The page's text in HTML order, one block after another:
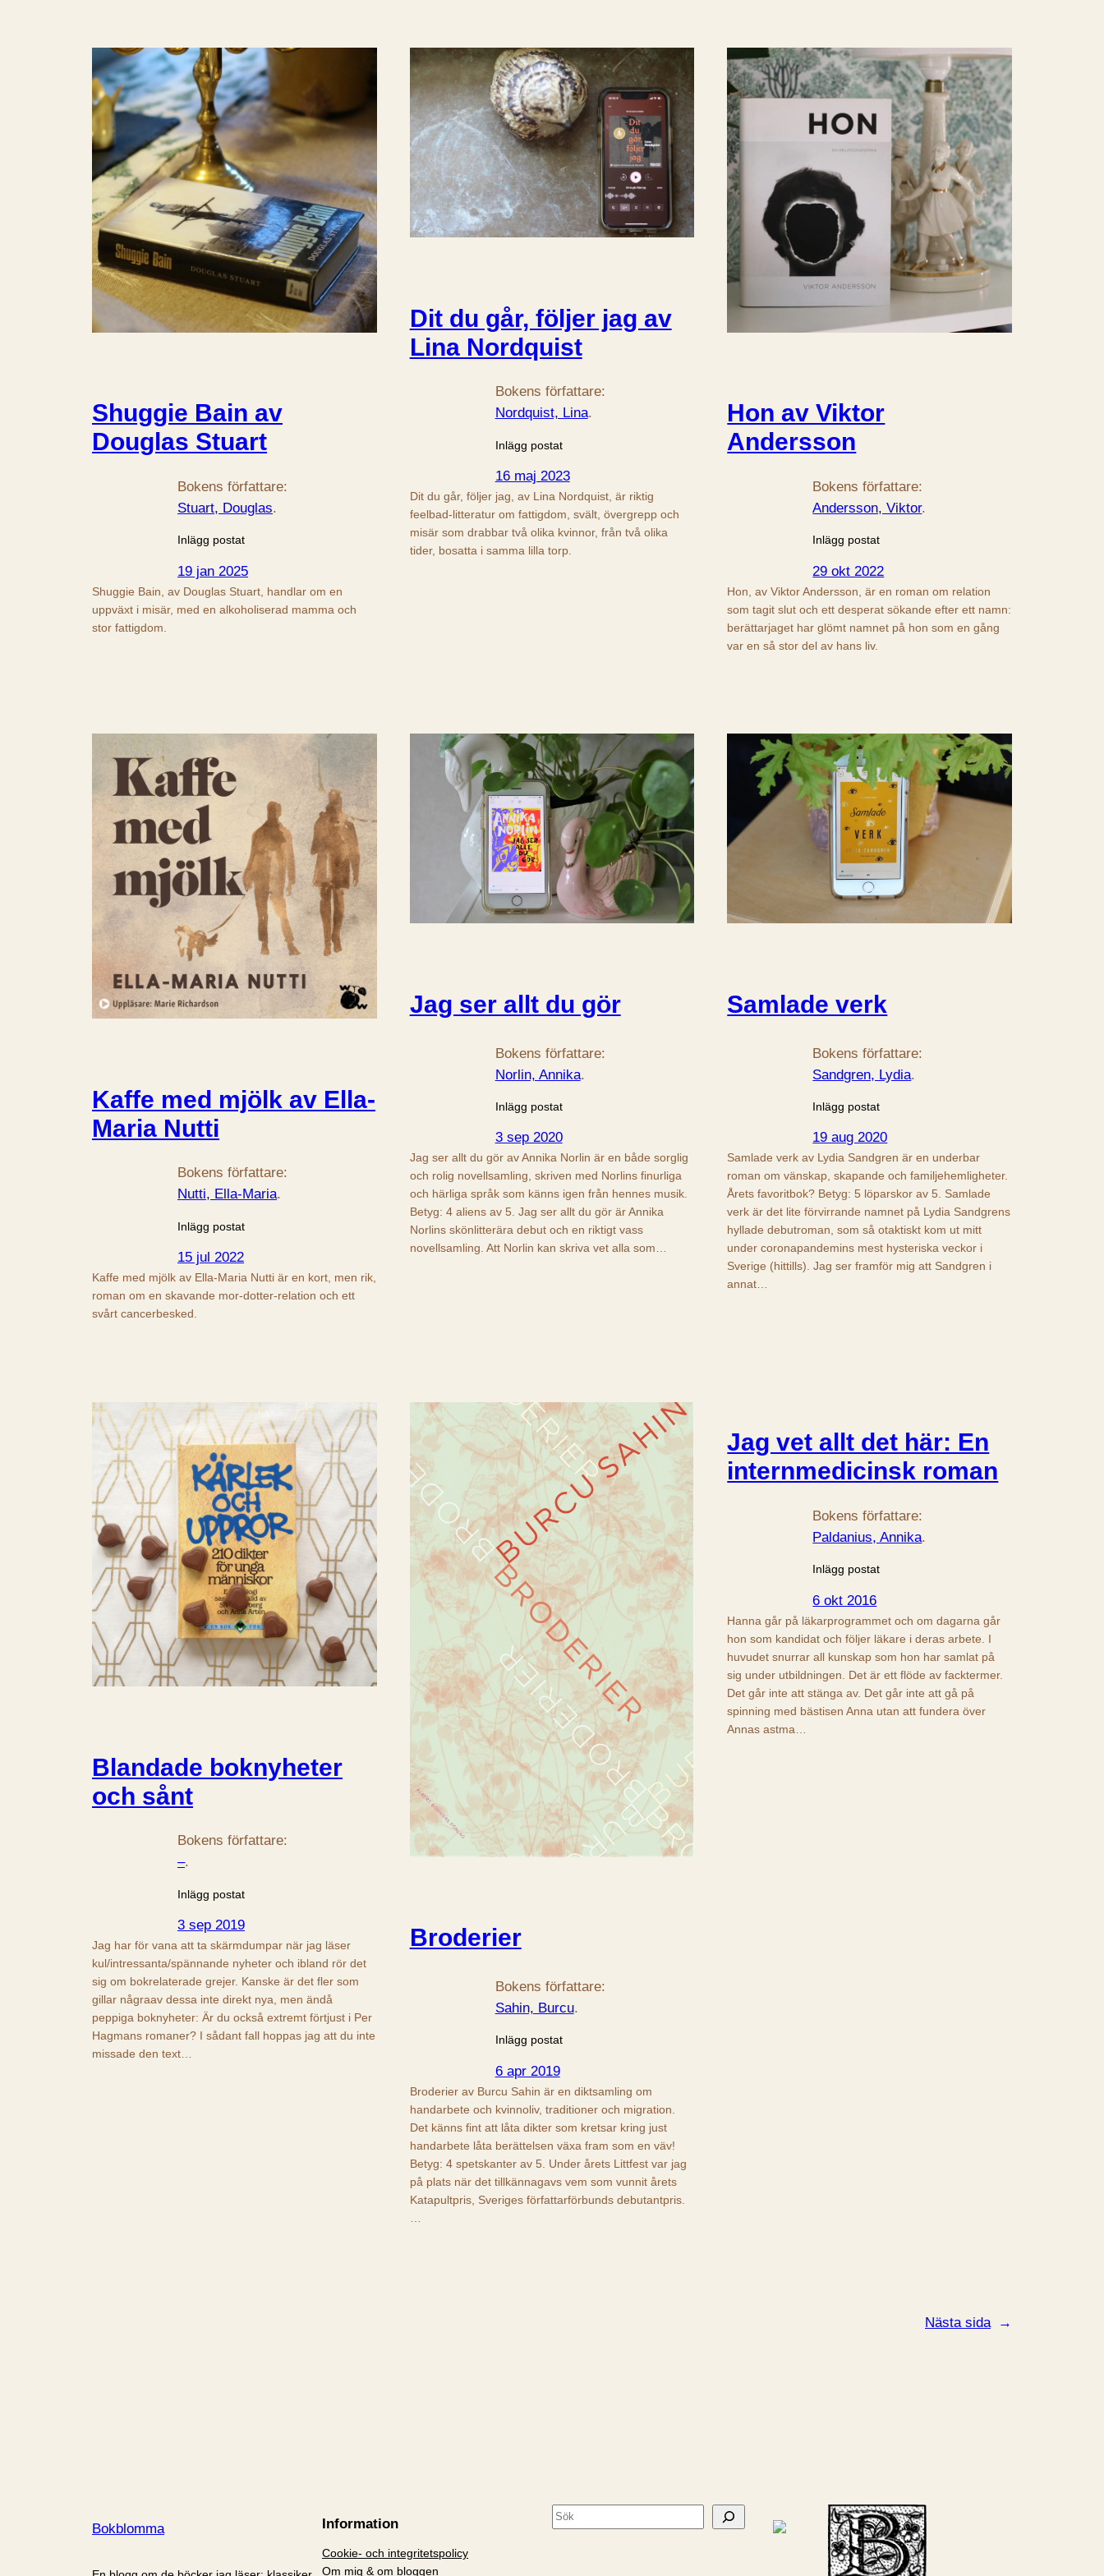
Shuggie Bain av
Douglas Stuart
Bokens författare:
Stuart, Douglas.
Inlägg postat
19 jan 2025
Shuggie Bain, av Douglas Stuart, handlar om en
uppväxt i misär, med en alkoholiserad mamma och
stor fattigdom.
Dit du går, följer jag av
Lina Nordquist
Bokens författare:
Nordquist, Lina.
Inlägg postat
16 maj 2023
Dit du går, följer jag, av Lina Nordquist, är riktig
feelbad-litteratur om fattigdom, svält, övergrepp och
misär som drabbar två olika kvinnor, från två olika
tider, bosatta i samma lilla torp.
Hon av Viktor
Andersson
Bokens författare:
Andersson, Viktor.
Inlägg postat
29 okt 2022
Hon, av Viktor Andersson, är en roman om relation
som tagit slut och ett desperat sökande efter ett namn:
berättarjaget har glömt namnet på hon som en gång
var en så stor del av hans liv.
Kaffe med mjölk av Ella-
Maria Nutti
Bokens författare:
Nutti, Ella-Maria.
Inlägg postat
15 jul 2022
Kaffe med mjölk av Ella-Maria Nutti är en kort, men rik,
roman om en skavande mor-dotter-relation och ett
svårt cancerbesked.
Jag ser allt du gör
Bokens författare:
Norlin, Annika.
Inlägg postat
3 sep 2020
Jag ser allt du gör av Annika Norlin är en både sorglig
och rolig novellsamling, skriven med Norlins finurliga
och härliga språk som känns igen från hennes musik.
Betyg: 4 aliens av 5. Jag ser allt du gör är Annika
Norlins skönlitterära debut och en riktigt vass
novellsamling. Att Norlin kan skriva vet alla som…
Samlade verk
Bokens författare:
Sandgren, Lydia.
Inlägg postat
19 aug 2020
Samlade verk av Lydia Sandgren är en underbar
roman om vänskap, skapande och familjehemligheter.
Årets favoritbok? Betyg: 5 löparskor av 5. Samlade
verk är det lite förvirrande namnet på Lydia Sandgrens
hyllade debutroman, som så otaktiskt kom ut mitt
under coronapandemins mest hysteriska veckor i
Sverige (hittills). Jag ser framför mig att Sandgren i
annat…
Blandade boknyheter
och sånt
Bokens författare:
–.
Inlägg postat
3 sep 2019
Jag har för vana att ta skärmdumpar när jag läser
kul/intressanta/spännande nyheter och ibland rör det
sig om bokrelaterade grejer. Kanske är det fler som
gillar någraav dessa inte direkt nya, men ändå
peppiga boknyheter: Är du också extremt förtjust i Per
Hagmans romaner? I sådant fall hoppas jag att du inte
missade den text…
Broderier
Bokens författare:
Sahin, Burcu.
Inlägg postat
6 apr 2019
Broderier av Burcu Sahin är en diktsamling om
handarbete och kvinnoliv, traditioner och migration.
Det känns fint att låta dikter som kretsar kring just
handarbete låta berättelsen växa fram som en väv!
Betyg: 4 spetskanter av 5. Under årets Littfest var jag
på plats när det tillkännagavs vem som vunnit årets
Katapultpris, Sveriges författarförbunds debutantpris.
Jag vet allt det här: En
internmedicinsk roman
Bokens författare:
Paldanius, Annika.
Inlägg postat
6 okt 2016
Hanna går på läkarprogrammet och om dagarna går
hon som kandidat och följer läkare i deras arbete. I
huvudet snurrar all kunskap som hon har samlat på
sig under utbildningen. Det är ett flöde av facktermer.
Det går inte att stänga av. Det går inte att gå på
spinning med bästisen Anna utan att fundera över
Annas astma…
Nästa sida →
Bokblomma Information
Cookie- och integritetspolicy
Om mig & om bloggen
S